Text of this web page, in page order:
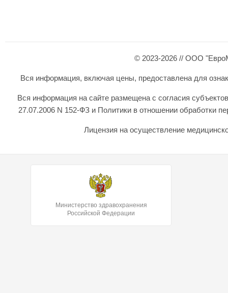
© 2023-2026 // ООО
Вся информация, включая цены, предоставлена для
Вся информация на сайте размещена с согласия
27.07.2006 N 152-ФЗ и Политики в отношении обработки
Лицензия на осуществление
Министерство здравохранения
Российской Федерации